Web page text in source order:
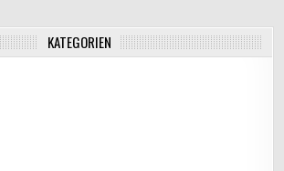
KATEGORIEN